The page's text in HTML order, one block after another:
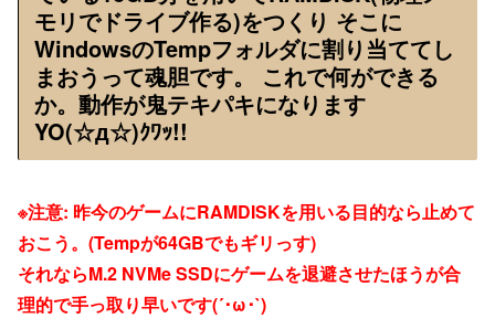
モリでドライブ作る)をつくり そこに
WindowsのTempフォルダに割り当ててし
まおうって魂胆です。 これで何ができる
か。動作が鬼テキパキになります
YO(☆д☆)ｸﾜｯ!!
※注意: 昨今のゲームにRAMDISKを用いる目的なら止めて
おこう。(Tempが64GBでもギリっす)
それならM.2 NVMe SSDにゲームを退避させたほうが合
理的で手っ取り早いです(´･ω･`)